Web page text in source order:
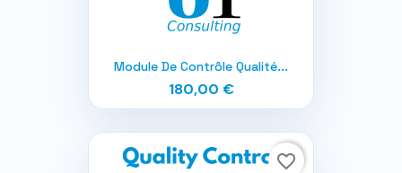
Module De Contrôle Qualité...
180,00 €
favorite_border